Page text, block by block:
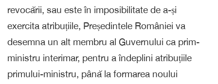
revocării, sau este în imposibilitate de a-și
exercita atribuțiile, Președintele României va
desemna un alt membru al Guvernului ca prim-
ministru interimar, pentru a îndeplini atribuțiile
primului-ministru, până la formarea noului